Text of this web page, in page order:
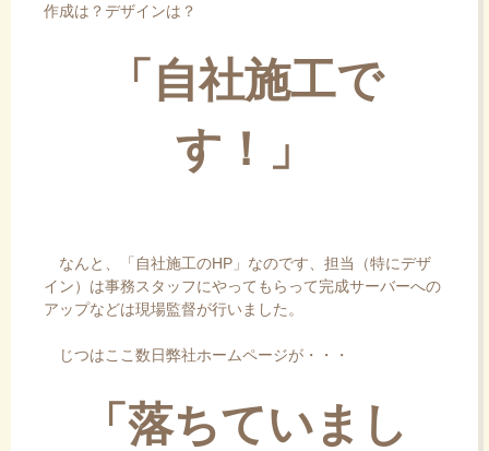
作成は？デザインは？
「自社施工で
す！」
なんと、「自社施工のHP」なのです、担当（特にデザ
イン）は事務スタッフにやってもらって完成サーバーへの
アップなどは現場監督が行いました。
じつはここ数日弊社ホームページが・・・
「落ちていまし